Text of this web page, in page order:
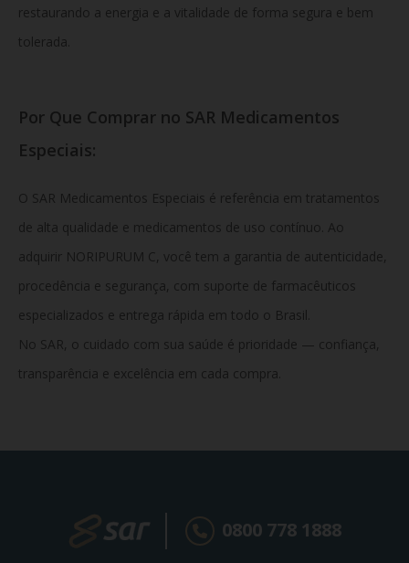
restaurando a energia e a vitalidade de forma segura e bem
tolerada.
Por Que Comprar no SAR Medicamentos
Especiais:
O SAR Medicamentos Especiais é referência em tratamentos
de alta qualidade e medicamentos de uso contínuo. Ao
adquirir NORIPURUM C, você tem a garantia de autenticidade,
procedência e segurança, com suporte de farmacêuticos
especializados e entrega rápida em todo o Brasil.
No SAR, o cuidado com sua saúde é prioridade — confiança,
transparência e excelência em cada compra.
0800 778 1888